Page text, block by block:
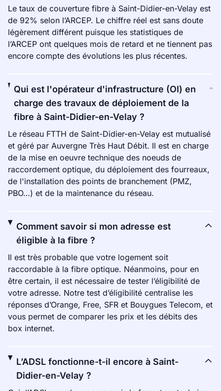
Le taux de couverture fibre à Saint-Didier-en-Velay est
de 92% selon l’ARCEP. Le chiffre réel est sans doute
légèrement différent puisque les statistiques de
l’ARCEP ont quelques mois de retard et ne tiennent pas
encore compte des évolutions les plus récentes.
Qui est l'opérateur d'infrastructure (OI) en
charge des travaux de déploiement de la
fibre à Saint-Didier-en-Velay ?
Le réseau FTTH de Saint-Didier-en-Velay est mutualisé
et géré par Auvergne Très Haut Débit. Il est en charge
de la mise en oeuvre technique des noeuds de
raccordement optique, du déploiement des fourreaux,
de l'installation des points de branchement (PMZ,
PBO…) et de la maintenance du réseau.
Comment savoir si mon adresse est
éligible à la fibre ?
Il est très probable que votre logement soit
raccordable à la fibre optique. Néanmoins, pour en
être certain, il est nécessaire de tester l’éligibilité de
votre adresse. Notre test d’éligibilité centralise les
réponses d’Orange, Free, SFR et Bouygues Telecom, et
vous permet de comparer les prix et les débits des
box internet.
L’ADSL fonctionne-t-il encore à Saint-
Didier-en-Velay ?